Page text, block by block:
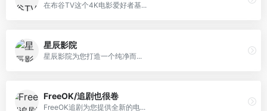
在布谷TV这个4K电影爱好者基...
星辰影院
星辰影院为您打造一个纯净而...
FreeOK/追剧也很卷
FreeOK追剧为您提供全新的电...